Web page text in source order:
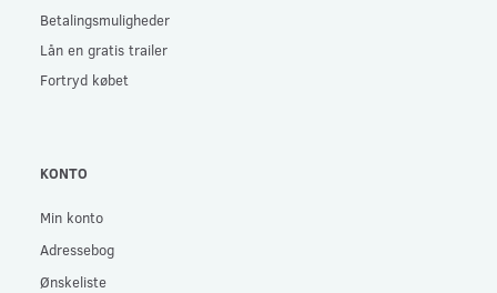
Betalingsmuligheder
Lån en gratis trailer
Fortryd købet
KONTO
Min konto
Adressebog
Ønskeliste